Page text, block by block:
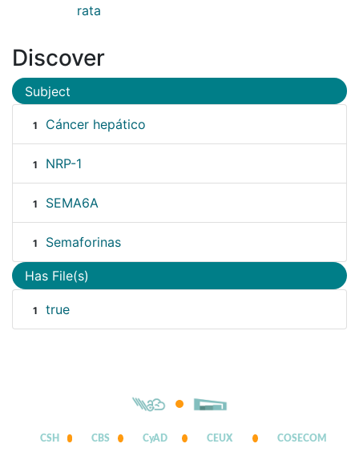
rata
Discover
Subject
1 Cáncer hepático
1 NRP-1
1 SEMA6A
1 Semaforinas
Has File(s)
1 true
CSH CBS CyAD CEUX COSECOM